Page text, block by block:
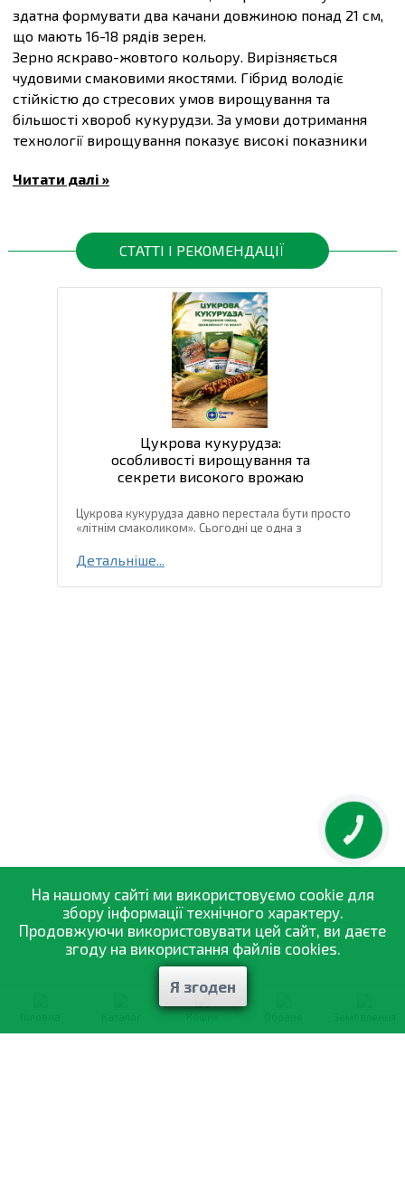
здатна формувати два качани довжиною понад 21 см,
що мають 16-18 рядів зерен.
Зерно яскраво-жовтого кольору. Вирізняється
чудовими смаковими якостями. Гібрид володіє
стійкістю до стресових умов вирощування та
більшості хвороб кукурудзи. За умови дотримання
технології вирощування показує високі показники
Призначений для свіжого споживання та переробки.
Ви можете в
інтернет-магазиніСпектр Сад
з
доставкою в Київ й інші міста по всій території
України.
Читати далі »
СТАТТІ І РЕКОМЕНДАЦІЇ
Цукрова кукурудза:
особливості вирощування та
секрети високого врожаю
Цукрова кукурудза давно перестала бути просто
«літнім смаколиком». Сьогодні це одна з
присадибних ділянках, у фермерських
господарствах та навіть у промислових...
Детальніше...
Кошик
На нашому сайті ми використовуємо cookie для
збору інформації технічного характеру.
Продовжуючи використовувати цей сайт, ви даєте
згоду на використання файлів cookies.
Я згоден
КНОПКА
ЗВ'ЯЗКУ